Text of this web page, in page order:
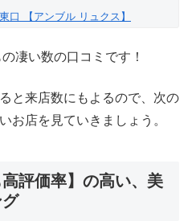
口 【アンブル リュクス】
凄い数の口コミです！
と来店数にもよるので、次の
お店を見ていきましょう。
評価率】の高い、美